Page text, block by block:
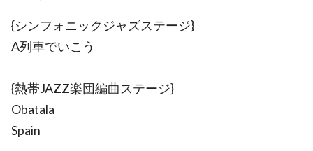
{シンフォニックジャズステージ}
A列車でいこう
{熱帯JAZZ楽団編曲ステージ}
Obatala
Spain